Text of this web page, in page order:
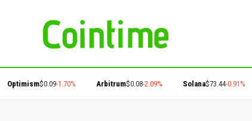
$0.09-1.70% Arbitrum$0.08-2.09% Solana$73.44-0.91%